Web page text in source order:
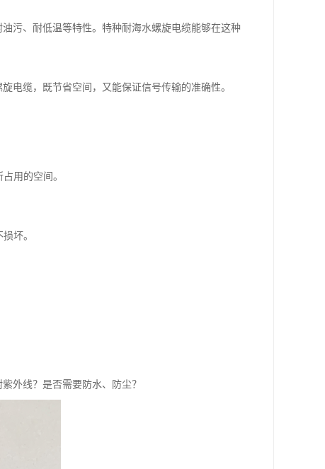
污、耐低温等特性。特种耐海水螺旋电缆能够在这种
电缆，既节省空间，又能保证信号传输的准确性。
用的空间。
坏。
外线？是否需要防水、防尘？